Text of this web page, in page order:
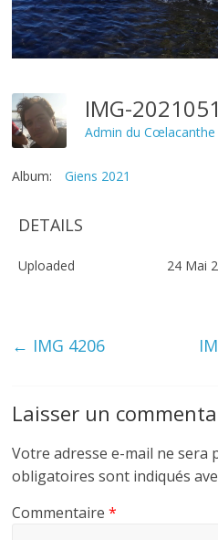
IMG-
Admin du Cœlacanthe
Album: Giens 2021
DETAILS
Uploaded 24 Mai
← IMG 4206
Laisser un
Votre adresse e-mail ne sera
obligatoires sont indiqués
Commentaire*